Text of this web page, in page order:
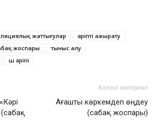
жаттығулар
әріпті ажырату
жоспары
тыныс алу
ш әріпі
Келесі материал
Ағашты көркемдеп өңдеу
(сабақ жоспары)